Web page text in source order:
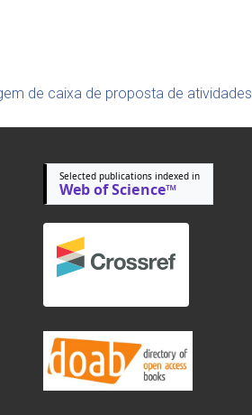
de caixa de proposta de atividades
Selected publications indexed in
Web of Science™